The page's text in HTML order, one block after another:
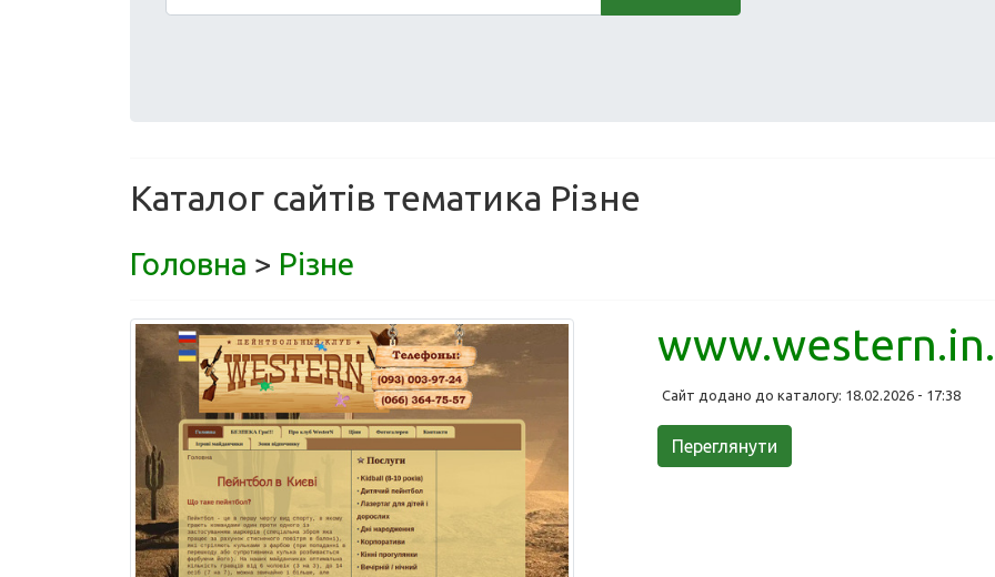
Каталог сайтів тематика Різне
Головна > Різне
Сайт додано до каталогу: 18.02.2026 - 17:38
Переглянути